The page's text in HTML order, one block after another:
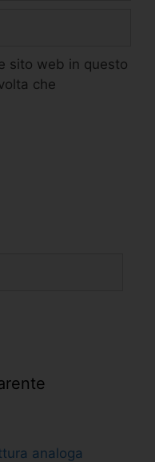
sito web in questo
che
analoga